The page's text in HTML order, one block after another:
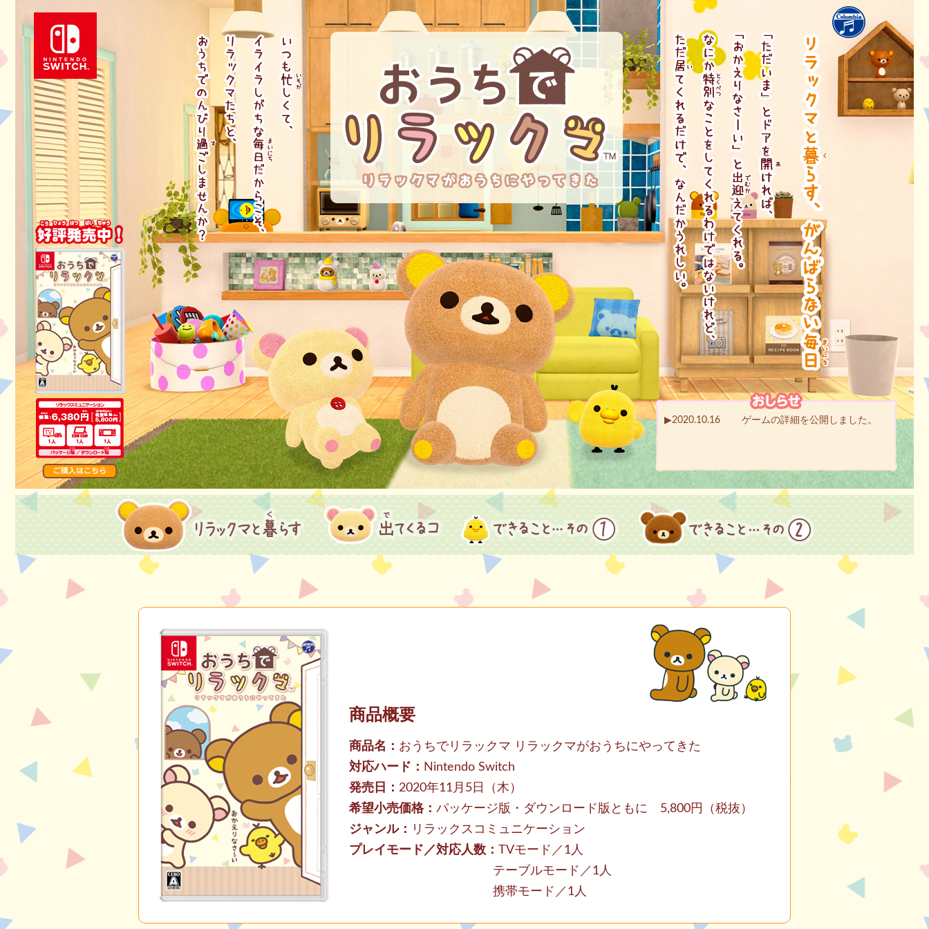
▶2020.10.16 ゲームの詳細を公開しました。
商品概要
商品名： おうちでリラックマ リラックマがおうちにやってきた
対応ハード： Nintendo Switch
発売日： 2020年11月5日（木）
希望小売価格： パッケージ版・ダウンロード版ともに 5,800円（税抜）
ジャンル：
リラックスコミュニケーション
プレイモード／対応人数： TVモード／1人
テーブルモード／1人
携帯モード／1人